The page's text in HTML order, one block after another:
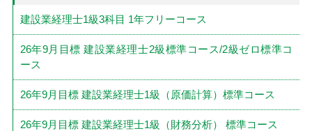
建設業経理士1級3科目 1年フリーコース
26年9月目標 建設業経理士2級標準コース/2級ゼロ標準コ
ース
26年9月目標 建設業経理士1級（原価計算）標準コース
26年9月目標 建設業経理士1級（財務分析） 標準コース